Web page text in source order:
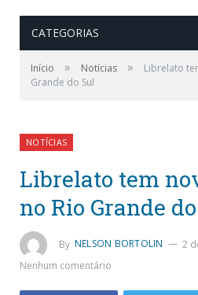
CATEGORIAS
Início » Notícias »
Librelato
Grande do Sul
NOTÍCIAS
Librelato tem
no Rio Grande
By NELSON BORTOLIN
2
Nenhum comentário